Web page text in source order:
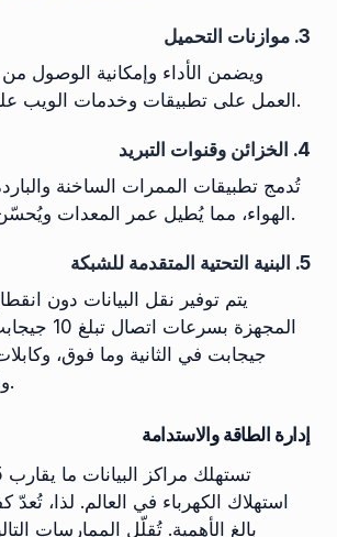
3. موازنات التحميل
ويضمن الأداء وإمكانية الوصول
العمل على تطبيقات وخدمات الويب على خوادم مختلفة.
4. الخزائن وقنوات التبريد
تُدمج تطبيقات الممرات الساخنة
الهواء، مما يُطيل عمر المعدات ويُحسّن استهلاك الطاقة.
5. البنية التحتية المتقدمة للشبكة
يتم توفير نقل البيانات دون
جيجابت في الثانية وما فوق،
والاتصالات الزائدة.
إدارة الطاقة والاستدامة
استهلاك الكهرباء في العالم. لذا، تُعدّ
بالغ الأهمية. تُقلّل الممارسات